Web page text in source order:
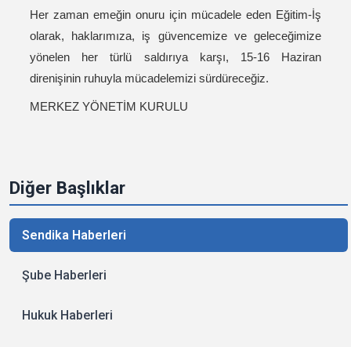
Diğer Başlıklar
Sendika Haberleri
Şube Haberleri
Hukuk Haberleri
Her zaman emeğin onuru için mücadele eden Eğitim-İş
olarak, haklarımıza, iş güvencemize ve geleceğimize
yönelen her türlü saldırıya karşı, 15-16 Haziran
direnişinin ruhuyla mücadelemizi sürdüreceğiz.
MERKEZ YÖNETİM KURULU